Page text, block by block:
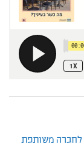
לחברה משותפת